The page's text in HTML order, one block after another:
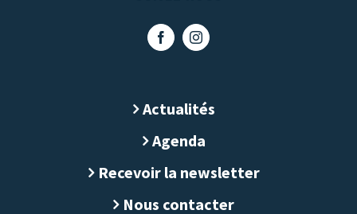
Actualités
Agenda
Recevoir la newsletter
Nous contacter